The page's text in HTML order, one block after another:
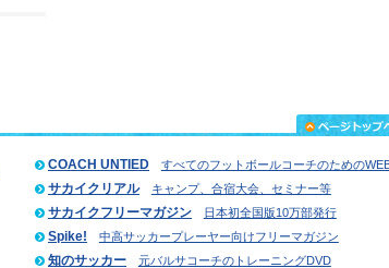
COACH UNTIED すべてのフットボールコーチのための
サカイクリアル キャンプ、合宿大会、セミナー等
サカイクフリーマガジン 日本初全国版10万部発行
Spike! 中高サッカープレーヤー向けフリーマガジン
知のサッカー 元バルサコーチのトレーニングDVD